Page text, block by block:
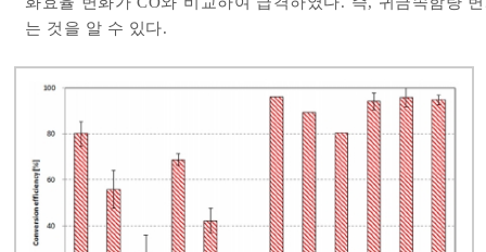
는 것을 알 수 있다.